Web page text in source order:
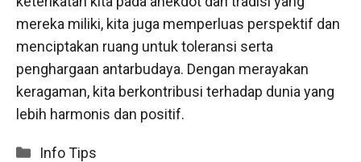
mereka miliki, kita juga memperluas perspektif dan
menciptakan ruang untuk toleransi serta
penghargaan antarbudaya. Dengan merayakan
keragaman, kita berkontribusi terhadap dunia yang
lebih harmonis dan positif.
Categories
Info Tips